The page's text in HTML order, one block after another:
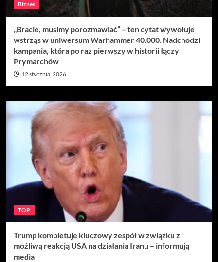
Biznes
„Bracie, musimy porozmawiać” – ten cytat wywołuje
wstrząs w uniwersum Warhammer 40,000. Nadchodzi
kampania, która po raz pierwszy w historii łączy
Prymarchów
12 stycznia, 2026
TOP
Trump kompletuje kluczowy zespół w związku z
możliwą reakcją USA na działania Iranu – informują
media